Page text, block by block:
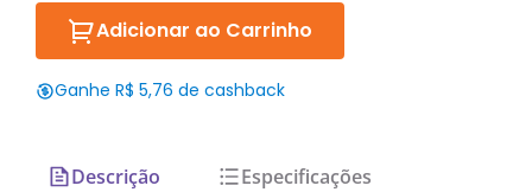
Adicionar ao Carrinho
Ganhe R$ 5,76 de cashback
Descrição Especificações